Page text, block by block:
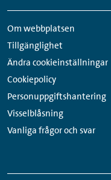
sidfot
Om webbplatsen
Tillgänglighet
Ändra cookieinställningar
Cookiepolicy
Personuppgiftshantering
Visselblåsning
Vanliga frågor och svar
medier-
länkar